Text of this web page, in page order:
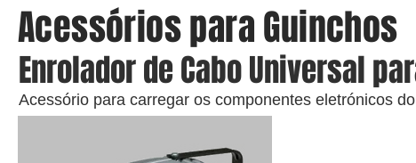
Acessórios para Guinchos
Enrolador de Cabo Universal
Acessório para carregar os componentes eletrónicos